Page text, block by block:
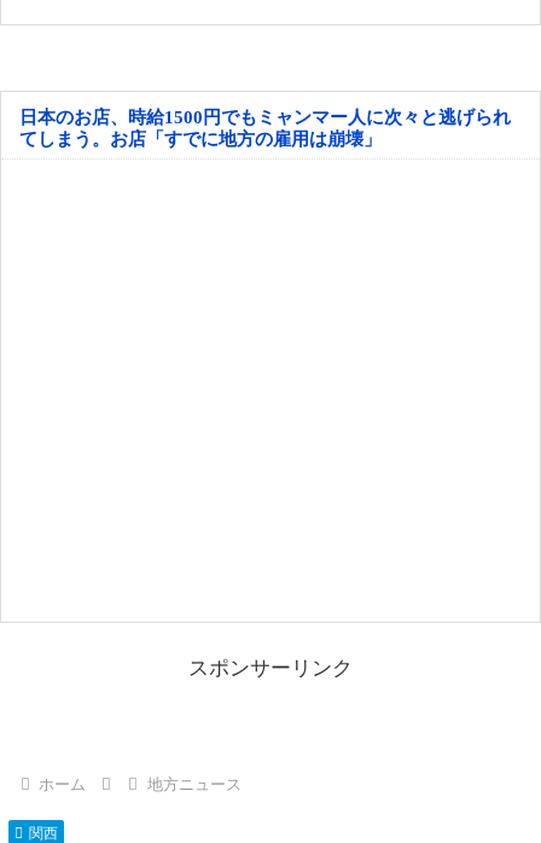
日本のお店、時給1500円でもミャンマー人に次々と逃げられ
てしまう。お店「すでに地方の雇用は崩壊」
スポンサーリンク
ホーム 地方ニュース
関西